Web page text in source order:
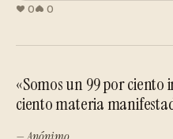
0 0
«Somos un 99 por ciento
ciento materia